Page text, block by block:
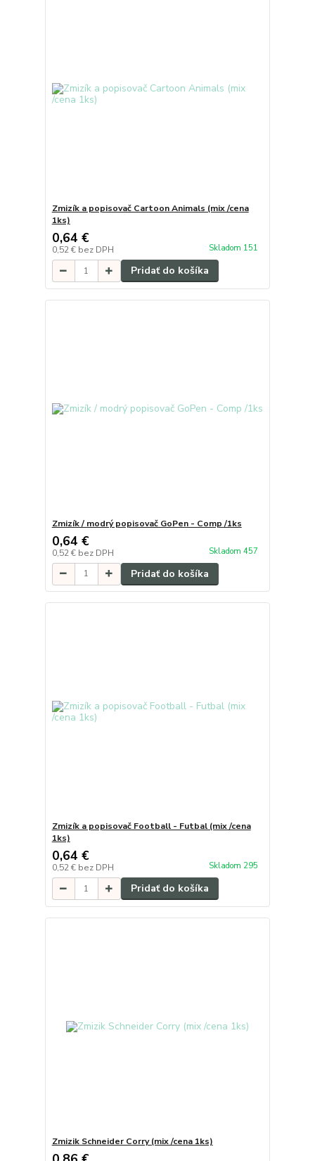
Zmizík a popisovač Cartoon Animals (mix /cena
1ks)
0,64 €
0,52 € bez DPH Skladom 151
Pridať do košíka
Zmizík / modrý popisovač GoPen - Comp /1ks
0,64 €
0,52 € bez DPH Skladom 457
Pridať do košíka
Zmizík a popisovač Football - Futbal (mix /cena
1ks)
0,64 €
0,52 € bez DPH Skladom 295
Pridať do košíka
Zmizik Schneider Corry (mix /cena 1ks)